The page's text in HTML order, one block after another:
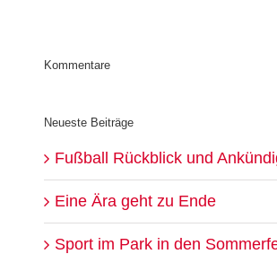
Kommentare
Neueste Beiträge
Fußball Rückblick und
Eine Ära geht zu Ende
Sport im Park in den